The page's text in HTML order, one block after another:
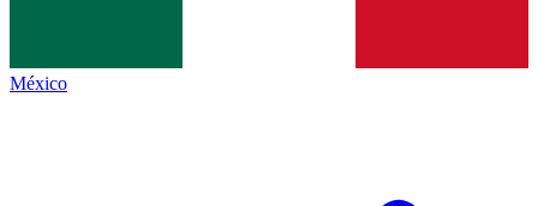
México